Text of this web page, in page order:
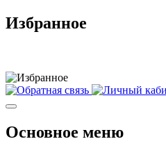
Избранное
Основное меню